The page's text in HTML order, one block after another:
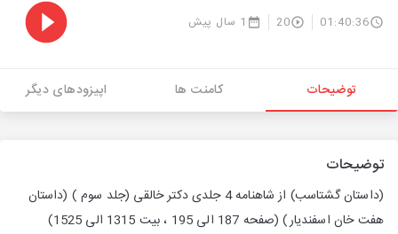
01:40:36
20 1 سال پیش
توضیحات کامنت ها اپیزودهای دیگر
توضیحات
(داستان گشتاسب) از شاهنامه 4 جلدی دکتر خالقی (جلد سوم )
(داستان
هفت خان اسفندیار) (صفحه 187 الی 195 ، بیت 1315 الی 1525)